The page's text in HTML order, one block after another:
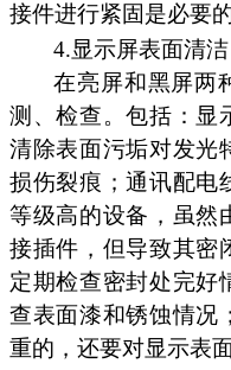
接件进行紧固是必要
4.显示屏表面清洁
在亮屏和黑屏两
测、检查。包括：显
清除表面污垢对发光
损伤裂痕；通讯配电
等级高的设备，虽然
接插件，但导致其密
定期检查密封处完好
查表面漆和锈蚀情况
重的，还要对显示表